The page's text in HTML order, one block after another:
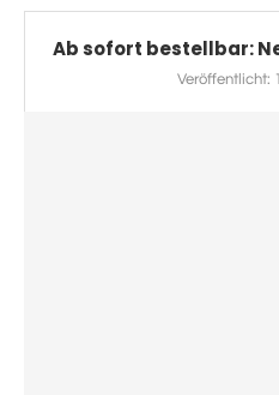
Ab sofort bestellbar:
Veröffentlicht: